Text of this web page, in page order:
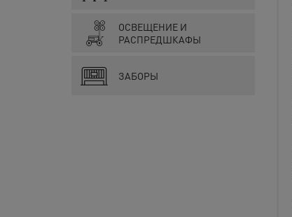
ОСВЕЩЕНИЕ И
РАСПРЕДШКАФЫ
ЗАБОРЫ